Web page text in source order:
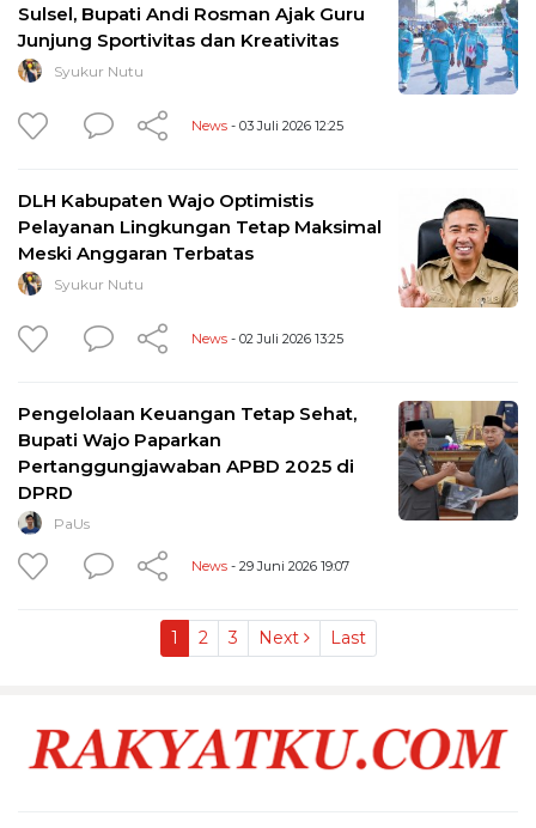
Sulsel, Bupati Andi Rosman Ajak Guru
Junjung Sportivitas dan Kreativitas
Syukur Nutu
News - 03 Juli 2026 12:25
DLH Kabupaten Wajo Optimistis
Pelayanan Lingkungan Tetap Maksimal
Meski Anggaran Terbatas
Syukur Nutu
News - 02 Juli 2026 13:25
Pengelolaan Keuangan Tetap Sehat,
Bupati Wajo Paparkan
Pertanggungjawaban APBD 2025 di
DPRD
PaUs
News - 29 Juni 2026 19:07
1 2 3 Next Last